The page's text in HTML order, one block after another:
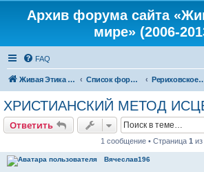
Архив форума сайта
мире» (2006-
FAQ
Живая Этика в мире Список форумов Рериховское
ХРИСТИАНСКИЙ МЕТОД
Ответить
1 сообщение • Страница 1 из
Вячеслав196